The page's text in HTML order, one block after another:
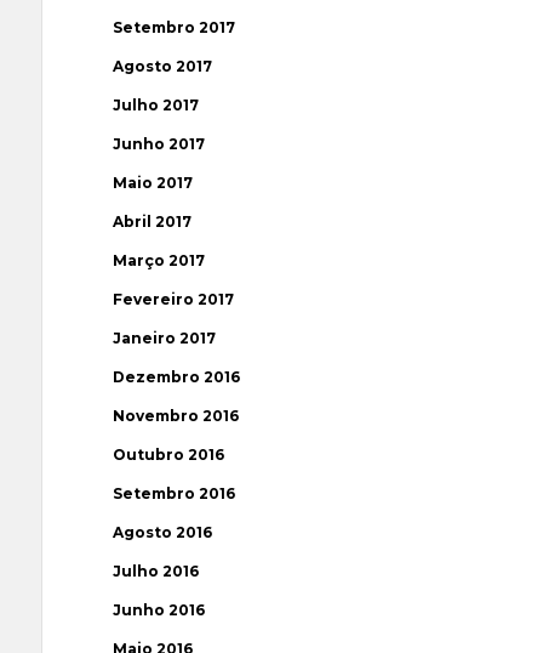
Setembro 2017
Agosto 2017
Julho 2017
Junho 2017
Maio 2017
Abril 2017
Março 2017
Fevereiro 2017
Janeiro 2017
Dezembro 2016
Novembro 2016
Outubro 2016
Setembro 2016
Agosto 2016
Julho 2016
Junho 2016
Maio 2016